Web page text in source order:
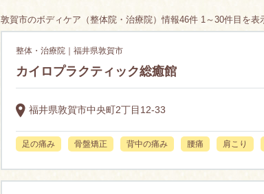
敦賀市のボディケア（整体院・治療院）情報46件 1～30件目を表
整体・治療院｜福井県敦賀市
カイロプラクティック総癒館
福井県敦賀市中央町2丁目12-33
足の痛み 骨盤矯正 背中の痛み 腰痛 肩こり